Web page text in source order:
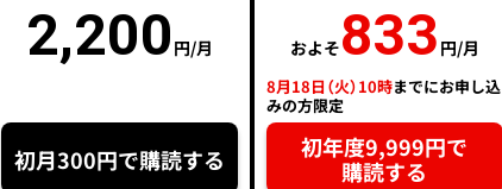
2,200 円/月
初月300円で購読する
およそ833 円/月
8月18日（火）10時までにお申し込
みの方限定
初年度9,999円で
購読する